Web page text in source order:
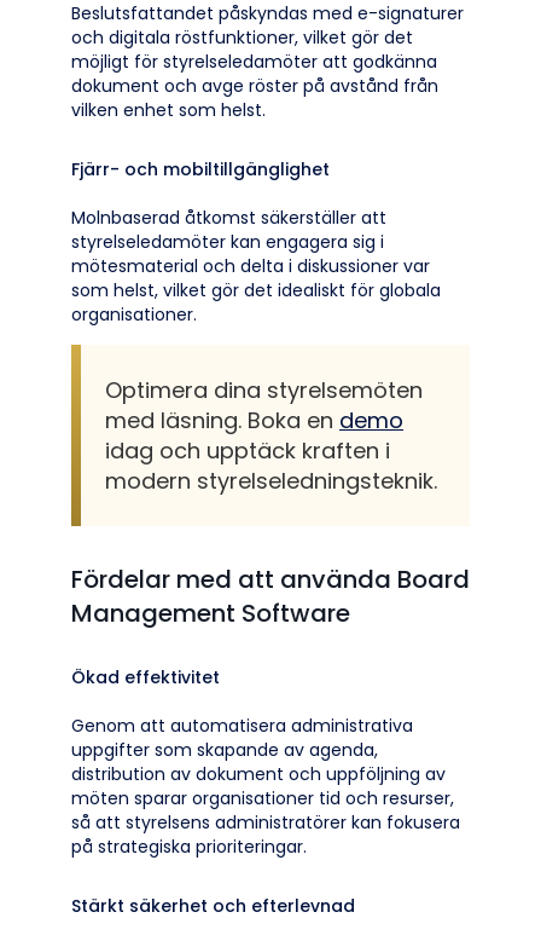
Beslutsfattandet påskyndas med e-signaturer
och digitala röstfunktioner, vilket gör det
möjligt för styrelseledamöter att godkänna
dokument och avge röster på avstånd från
vilken enhet som helst.
Fjärr- och mobiltillgänglighet
Molnbaserad åtkomst säkerställer att
styrelseledamöter kan engagera sig i
mötesmaterial och delta i diskussioner var
som helst, vilket gör det idealiskt för globala
organisationer.
Optimera dina styrelsemöten
med läsning. Boka en demo
idag och upptäck kraften i
modern styrelseledningsteknik.
Fördelar med att använda Board
Management Software
Ökad effektivitet
Genom att automatisera administrativa
uppgifter som skapande av agenda,
distribution av dokument och uppföljning av
möten sparar organisationer tid och resurser,
så att styrelsens administratörer kan fokusera
på strategiska prioriteringar.
Stärkt säkerhet och efterlevnad